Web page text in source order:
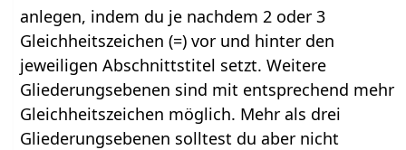
anlegen, indem du je nachdem 2 oder 3
Gleichheitszeichen (=) vor und hinter den
jeweiligen Abschnittstitel setzt. Weitere
Gliederungsebenen sind mit entsprechend mehr
Gleichheitszeichen möglich. Mehr als drei
Gliederungsebenen solltest du aber nicht